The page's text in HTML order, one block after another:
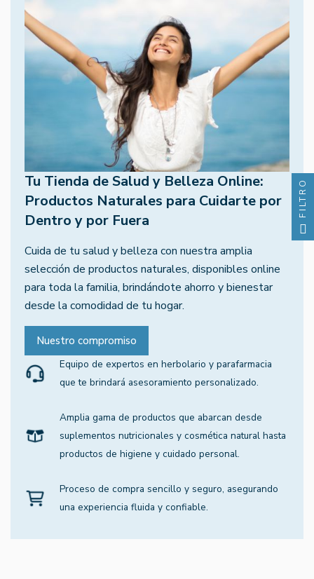
Tu Tienda de Salud y Belleza Online:
Productos Naturales para Cuidarte por
Dentro y por Fuera
Cuida de tu salud y belleza con nuestra amplia
selección de productos naturales, disponibles online
para toda la familia, brindándote ahorro y bienestar
desde la comodidad de tu hogar.
Nuestro compromiso
Equipo de expertos en herbolario y parafarmacia
que te brindará asesoramiento personalizado.
Amplia gama de productos que abarcan desde
suplementos nutricionales y cosmética natural hasta
productos de higiene y cuidado personal.
Proceso de compra sencillo y seguro, asegurando
una experiencia fluida y confiable.
FILTRO